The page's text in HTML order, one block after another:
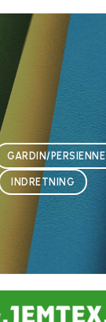
GARDIN/PERSIENNE
INDRETNING